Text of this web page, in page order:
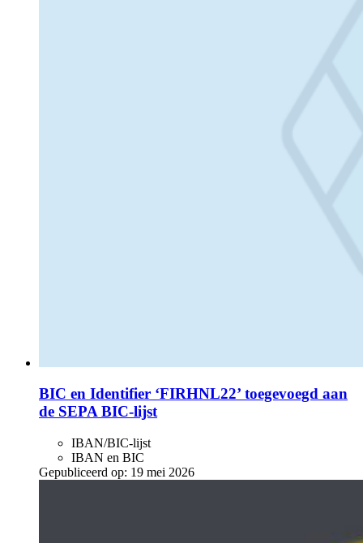
BIC en Identifier ‘FIRHNL22’ toegevoegd aan
de SEPA BIC-lijst
IBAN/BIC-lijst
IBAN en BIC
Gepubliceerd op: 19 mei 2026